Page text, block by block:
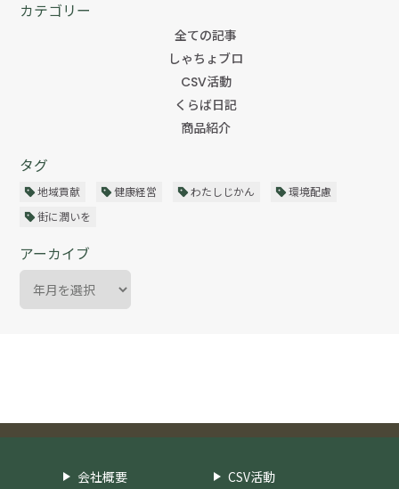
カテゴリー
全ての記事
しゃちょブロ
CSV活動
くらば日記
商品紹介
タグ
地域貢献 健康経営 わたしじかん
環境配慮
街に潤いを
アーカイブ
会社概要
CSV活動